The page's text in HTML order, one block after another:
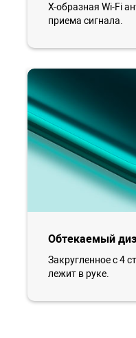
X-образная Wi-Fi
приема сигнала.
Обтекаемый
Закругленное с 4
лежит в руке.